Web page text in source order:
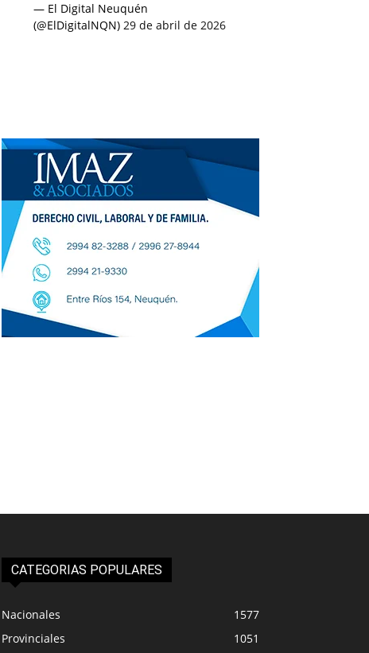
— El Digital Neuquén
(@ElDigitalNQN) 29 de abril de 2026
CATEGORIAS POPULARES
Nacionales
1577
Provinciales
1051